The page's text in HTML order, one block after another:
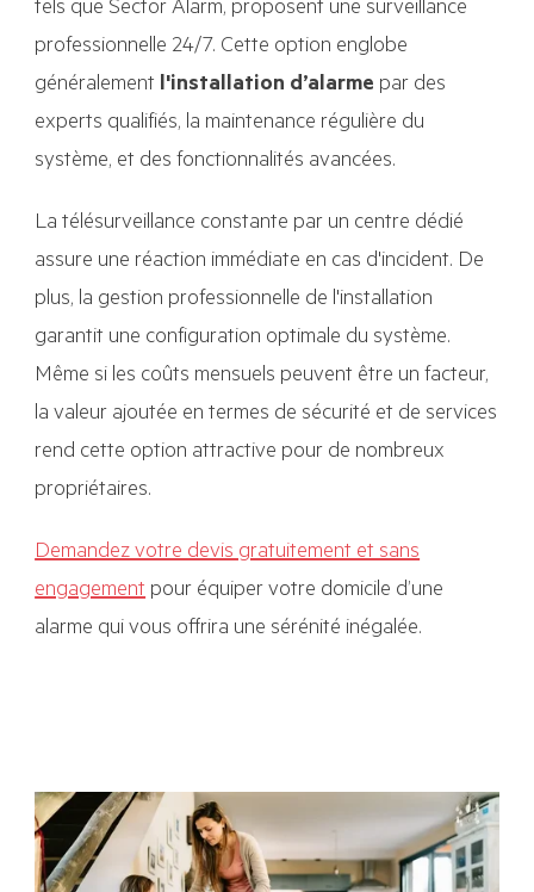
tels que Sector Alarm, proposent une surveillance
professionnelle 24/7. Cette option englobe
généralement l'installation d’alarme par des
experts qualifiés, la maintenance régulière du
système, et des fonctionnalités avancées.
La télésurveillance constante par un centre dédié
assure une réaction immédiate en cas d'incident. De
plus, la gestion professionnelle de l'installation
garantit une configuration optimale du système.
Même si les coûts mensuels peuvent être un facteur,
la valeur ajoutée en termes de sécurité et de services
rend cette option attractive pour de nombreux
propriétaires.
Demandez votre devis gratuitement et sans
engagement pour équiper votre domicile d’une
alarme qui vous offrira une sérénité inégalée.